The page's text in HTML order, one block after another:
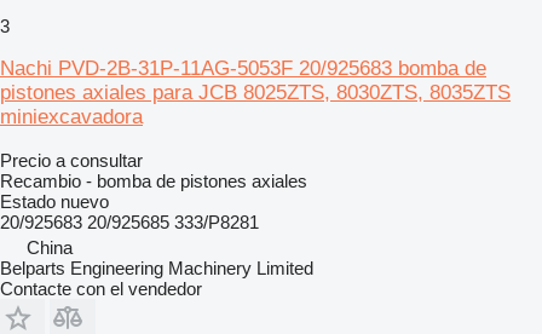
3
Nachi PVD-2B-31P-11AG-5053F 20/925683 bomba de
pistones axiales para JCB 8025ZTS, 8030ZTS, 8035ZTS
miniexcavadora
Precio a consultar
Recambio - bomba de pistones axiales
Estado nuevo
20/925683 20/925685 333/P8281
China
Belparts Engineering Machinery Limited
Contacte con el vendedor